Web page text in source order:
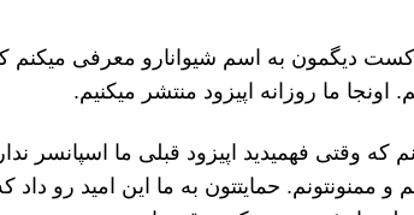
دیگمون به اسم شیوانارو معرفی
ما روزانه اپیزود منتشر میکنیم.
که وقتی فهمیدید اپیزود قبلی ما اسپانسر
و ممنونتونم. حمایتتون به ما این امید رو